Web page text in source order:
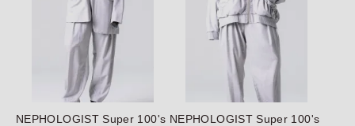
NEPHOLOGIST Super 100's NEPHOLOGIST Super 100's